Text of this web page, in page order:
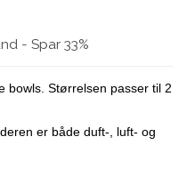
- Spar 33%
bowls. Størrelsen passer til 2
er både duft-, luft- og